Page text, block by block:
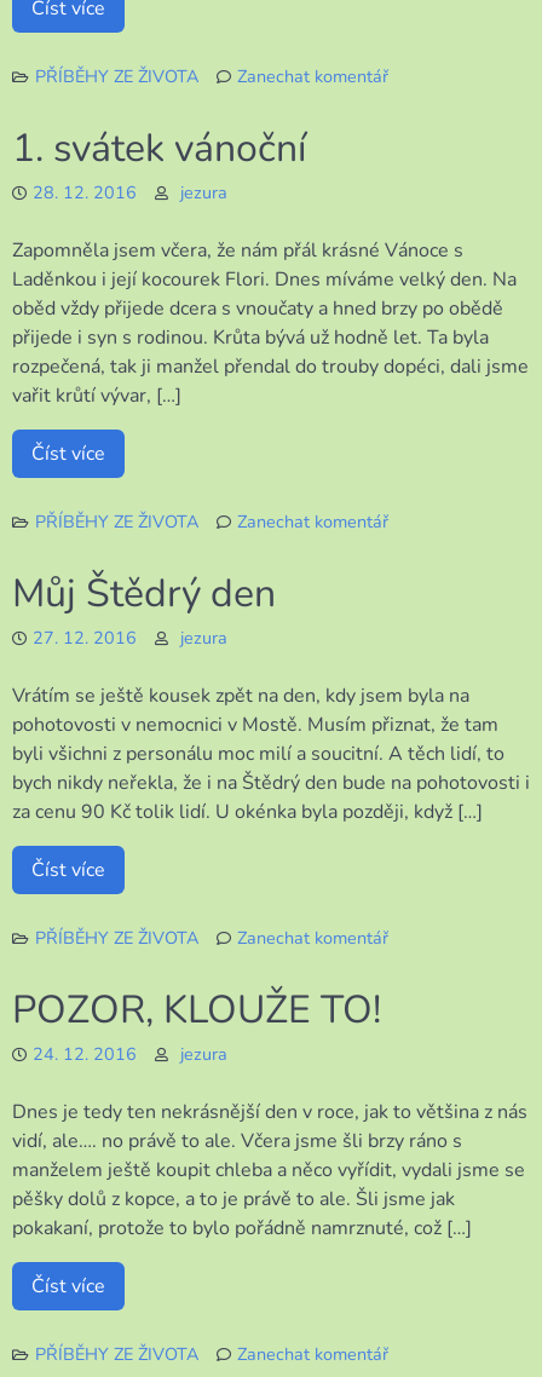
Číst více
PŘÍBĚHY ZE ŽIVOTA
Zanechat komentář
1. svátek vánoční
28. 12. 2016 jezura
Zapomněla jsem včera, že nám přál krásné Vánoce s
Laděnkou i její kocourek Flori. Dnes míváme velký den. Na
oběd vždy přijede dcera s vnoučaty a hned brzy po obědě
přijede i syn s rodinou. Krůta bývá už hodně let. Ta byla
rozpečená, tak ji manžel přendal do trouby dopéci, dali jsme
vařit krůtí vývar, […]
Číst více
PŘÍBĚHY ZE ŽIVOTA
Zanechat komentář
Můj Štědrý den
27. 12. 2016 jezura
Vrátím se ještě kousek zpět na den, kdy jsem byla na
pohotovosti v nemocnici v Mostě. Musím přiznat, že tam
byli všichni z personálu moc milí a soucitní. A těch lidí, to
bych nikdy neřekla, že i na Štědrý den bude na pohotovosti i
za cenu 90 Kč tolik lidí. U okénka byla později, když […]
Číst více
PŘÍBĚHY ZE ŽIVOTA
Zanechat komentář
POZOR, KLOUŽE TO!
24. 12. 2016 jezura
Dnes je tedy ten nekrásnější den v roce, jak to většina z nás
vidí, ale…. no právě to ale. Včera jsme šli brzy ráno s
manželem ještě koupit chleba a něco vyřídit, vydali jsme se
pěšky dolů z kopce, a to je právě to ale. Šli jsme jak
pokakaní, protože to bylo pořádně namrznuté, což […]
Číst více
PŘÍBĚHY ZE ŽIVOTA
Zanechat komentář